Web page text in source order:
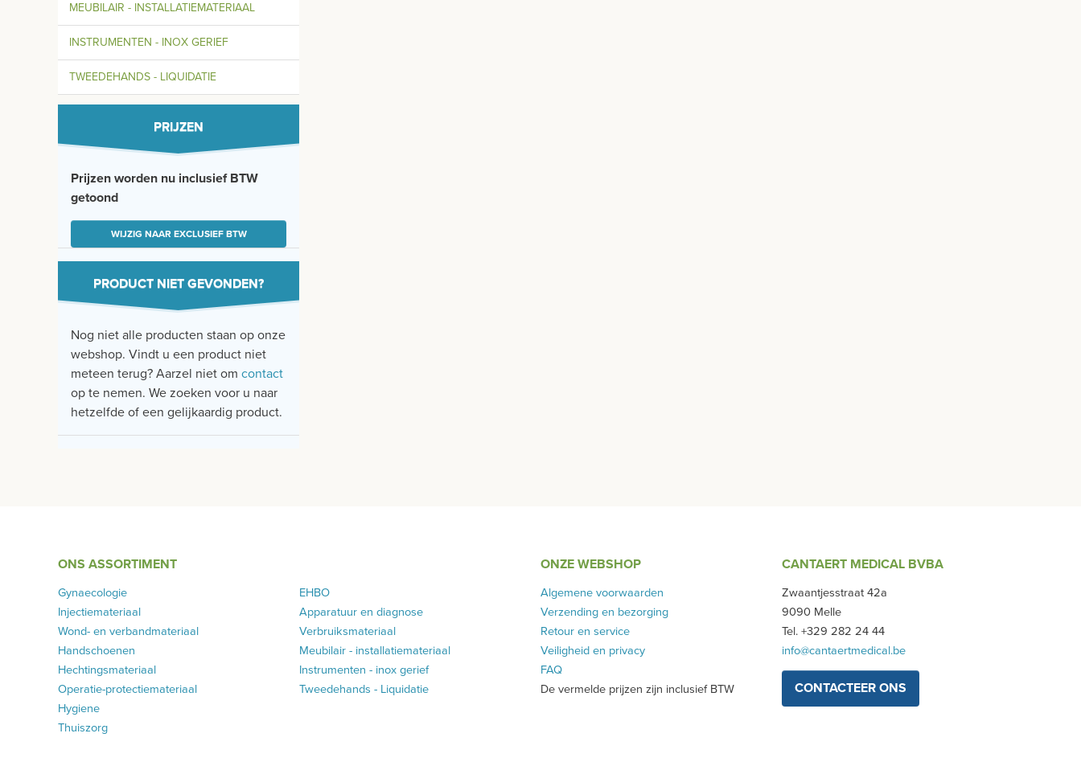
MEUBILAIR - INSTALLATIEMATERIAAL
INSTRUMENTEN - INOX GERIEF
TWEEDEHANDS - LIQUIDATIE
PRIJZEN
Prijzen worden nu inclusief BTW
getoond
WIJZIG NAAR EXCLUSIEF BTW
PRODUCT NIET GEVONDEN?
Nog niet alle producten staan op onze
webshop. Vindt u een product niet
meteen terug? Aarzel niet om contact
op te nemen. We zoeken voor u naar
hetzelfde of een gelijkaardig product.
ONS ASSORTIMENT
Gynaecologie
Injectiemateriaal
Wond- en verbandmateriaal
Handschoenen
Hechtingsmateriaal
Operatie-protectiemateriaal
Hygiene
Thuiszorg
EHBO
Apparatuur en diagnose
Verbruiksmateriaal
Meubilair - installatiemateriaal
Instrumenten - inox gerief
Tweedehands - Liquidatie
ONZE WEBSHOP
Algemene voorwaarden
Verzending en bezorging
Retour en service
Veiligheid en privacy
FAQ
De vermelde prijzen zijn inclusief BTW
CANTAERT MEDICAL BVBA
Zwaantjesstraat 42a
9090 Melle
Tel. +329 282 24 44
info@cantaertmedical.be
CONTACTEER ONS